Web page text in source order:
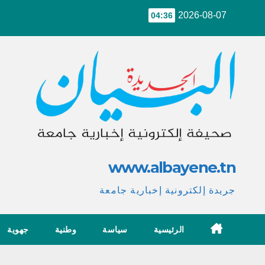
2026-08-07
04:36
www.albayene.tn
جريدة إلكترونية إخبارية جامعة
الرئيسية سياسة وطنية جهوية